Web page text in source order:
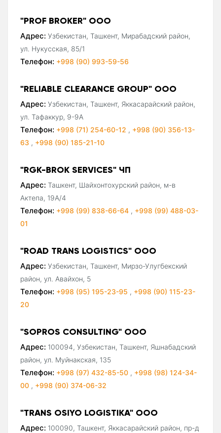
"PROF BROKER" ООО
Адрес: Узбекистан, Ташкент, Мирабадский район,
ул. Нукусская, 85/1
Телефон: +998 (90) 993-59-56
"RELIABLE CLEARANCE GROUP" ООО
Адрес: Узбекистан, Ташкент, Яккасарайский район,
ул. Тафаккур, 9-9A
Телефон: +998 (71) 254-60-12 , +998 (90) 356-13-
63 , +998 (90) 185-21-10
"RGK-BROK SERVICES" ЧП
Адрес: Ташкент, Шайхонтохурский район, м-в
Актепа, 19А/4
Телефон: +998 (99) 838-66-64 , +998 (99) 488-03-
01
"ROAD TRANS LOGISTICS" ООО
Адрес: Узбекистан, Ташкент, Мирзо-Улугбекский
район, ул. Авайхон, 5
Телефон: +998 (95) 195-23-95 , +998 (90) 115-23-
20
"SOPROS CONSULTING" ООО
Адрес: 100094, Узбекистан, Ташкент, Яшнабадский
район, ул. Муйнакская, 135
Телефон: +998 (97) 432-85-50 , +998 (98) 124-34-
00 , +998 (90) 374-06-32
"TRANS OSIYO LOGISTIKA" ООО
Адрес: 100090, Ташкент, Яккасарайский район, пр-д